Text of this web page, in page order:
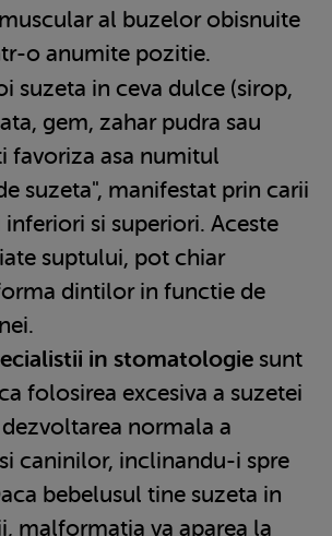
al buzelor obisnuite
o anumite pozitie.
suzeta in ceva dulce (sirop,
gem, zahar pudra sau
favoriza asa numitul
suzeta", manifestat prin carii
inferiori si superiori. Aceste
suptului, pot chiar
dintilor in functie de
in stomatologie sunt
folosirea excesiva a suzetei
normala a
caninilor, inclinandu-i spre
bebelusul tine suzeta in
malformatia va aparea la